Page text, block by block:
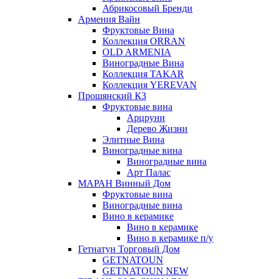
Абрикосовый Бренди
Армения Вайн
Фруктовые Вина
Коллекция ORRAN
OLD ARMENIA
Виноградные Вина
Коллекция TAKAR
Коллекция YEREVAN
Прошянский КЗ
Фруктовые вина
Арцруни
Дерево Жизни
Элитные Вина
Виноградные вина
Виноградные вина
Арт Палас
МАРАН Винный Дом
Фруктовые вина
Виноградные вина
Вино в керамике
Вино в керамике
Вино в керамике п/у
Гетнатун Торговый Дом
GETNATOUN
GETNATOUN NEW